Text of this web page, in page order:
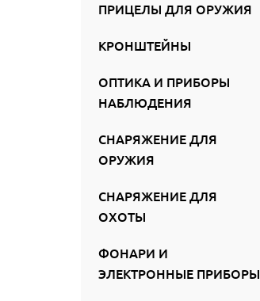
ПРИЦЕЛЫ ДЛЯ ОРУЖИЯ
КРОНШТЕЙНЫ
ОПТИКА И ПРИБОРЫ
НАБЛЮДЕНИЯ
СНАРЯЖЕНИЕ ДЛЯ
ОРУЖИЯ
СНАРЯЖЕНИЕ ДЛЯ
ОХОТЫ
ФОНАРИ И
ЭЛЕКТРОННЫЕ ПРИБОРЫ